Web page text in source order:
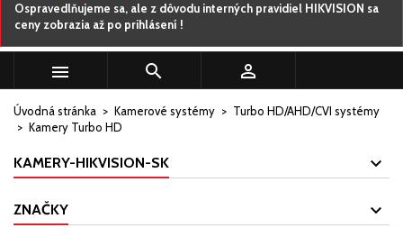
Ospravedlňujeme sa, ale z dôvodu interných pravidiel HIKVISION sa
ceny zobrazia až po prihlásení !
  
Úvodná stránka Kamerové systémy
Turbo HD/AHD/CVI systémy
Kamery Turbo HD
KAMERY-HIKVISION-SK
ZNAČKY
((cancelText)) ((modalDeleteText))
((cancelText)) ((createText))
((cancelText))